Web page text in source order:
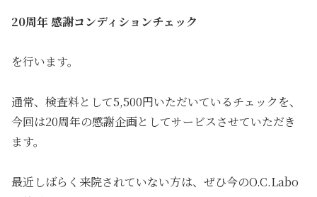
20周年 感謝コンディションチェック
を行います。
通常、検査料として5,500円いただいているチェックを、
今回は20周年の感謝企画としてサービスさせていただき
ます。
最近しばらく来院されていない方は、ぜひ今のO.C.Labo